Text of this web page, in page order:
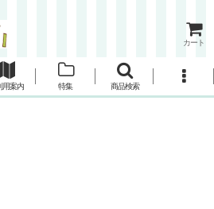
カート
用案内 特集 商品検索